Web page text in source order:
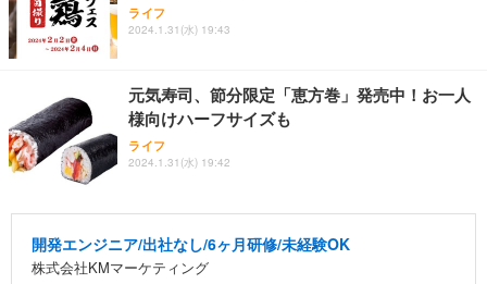
ライフ
2024.1.31(水) 19:43
元気寿司、節分限定「恵方巻」発売中！お一人
様向けハーフサイズも
ライフ
2024.1.31(水) 19:42
開発エンジニア/出社なし/6ヶ月研修/未経験OK
株式会社KMマーケティング